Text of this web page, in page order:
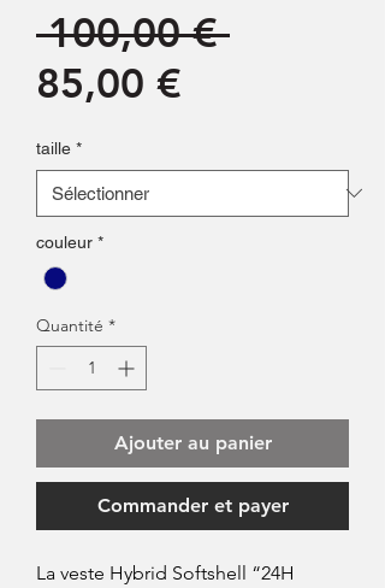
100,00 € Prix
85,00 €
taille *
couleur *
Quantité *
Ajouter au panier
Commander et payer
La veste Hybrid Softshell “24H